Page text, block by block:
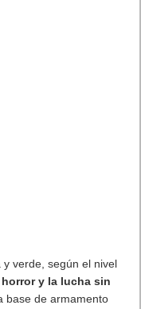
y verde, según el nivel
y la lucha sin
base de armamento